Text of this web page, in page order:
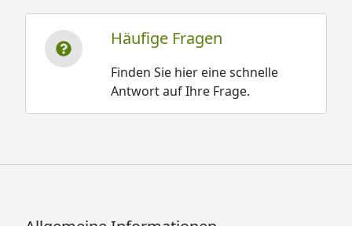
Häufige Fragen
Finden Sie hier eine schnelle
Antwort auf Ihre Frage.